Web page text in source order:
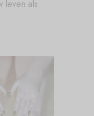
leven als